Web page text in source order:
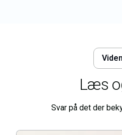
Viden
Læs
Svar på det der